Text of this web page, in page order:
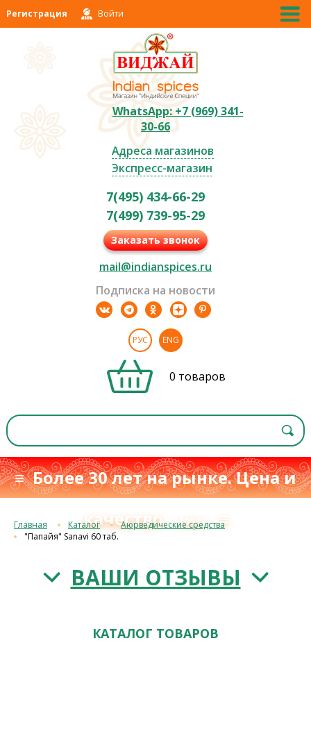
Регистрация Войти
WhatsApp: +7 (969) 341-
30-66
Адреса магазинов
Экспресс-магазин
7(495) 434-66-29
7(499) 739-95-29
Заказать звонок
mail@indianspices.ru
Подписка на новости
РУС ENG
0 товаров
≡ Более 30 лет на рынке. Цена и
качествос 1993 г.≡
Главная Каталог
Аюрведические средства
"Папайя" Sanavi 60 таб.
ВАШИ ОТЗЫВЫ
КАТАЛОГ ТОВАРОВ